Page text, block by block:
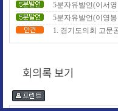
5분자유발언(이서
5분자유발언(이영
1. 경기도의회 고문
3. 경기도의회 인사
4. 경기도의회 공무
6. 경기도의회 위
례안
회의록 보기